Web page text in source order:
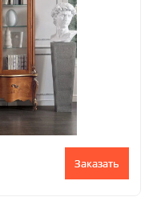
Заказать